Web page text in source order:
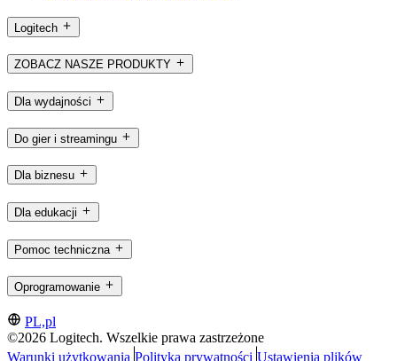
Logitech
ZOBACZ NASZE PRODUKTY
Dla wydajności
Do gier i streamingu
Dla biznesu
Dla edukacji
Pomoc techniczna
Oprogramowanie
PL,pl
©2026 Logitech. Wszelkie prawa zastrzeżone
Warunki użytkowania Polityka prywatności Ustawienia plików